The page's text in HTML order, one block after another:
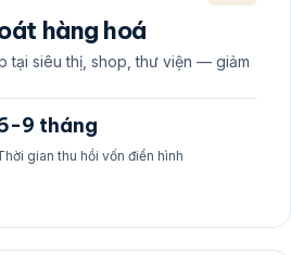
hàng hoá
tại siêu thị, shop, thư viện — giảm
9 tháng
gian thu hồi vốn điển hình